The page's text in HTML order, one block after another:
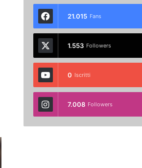
21.015 Fans
1.553 Followers
0 Iscritti
7.008 Followers